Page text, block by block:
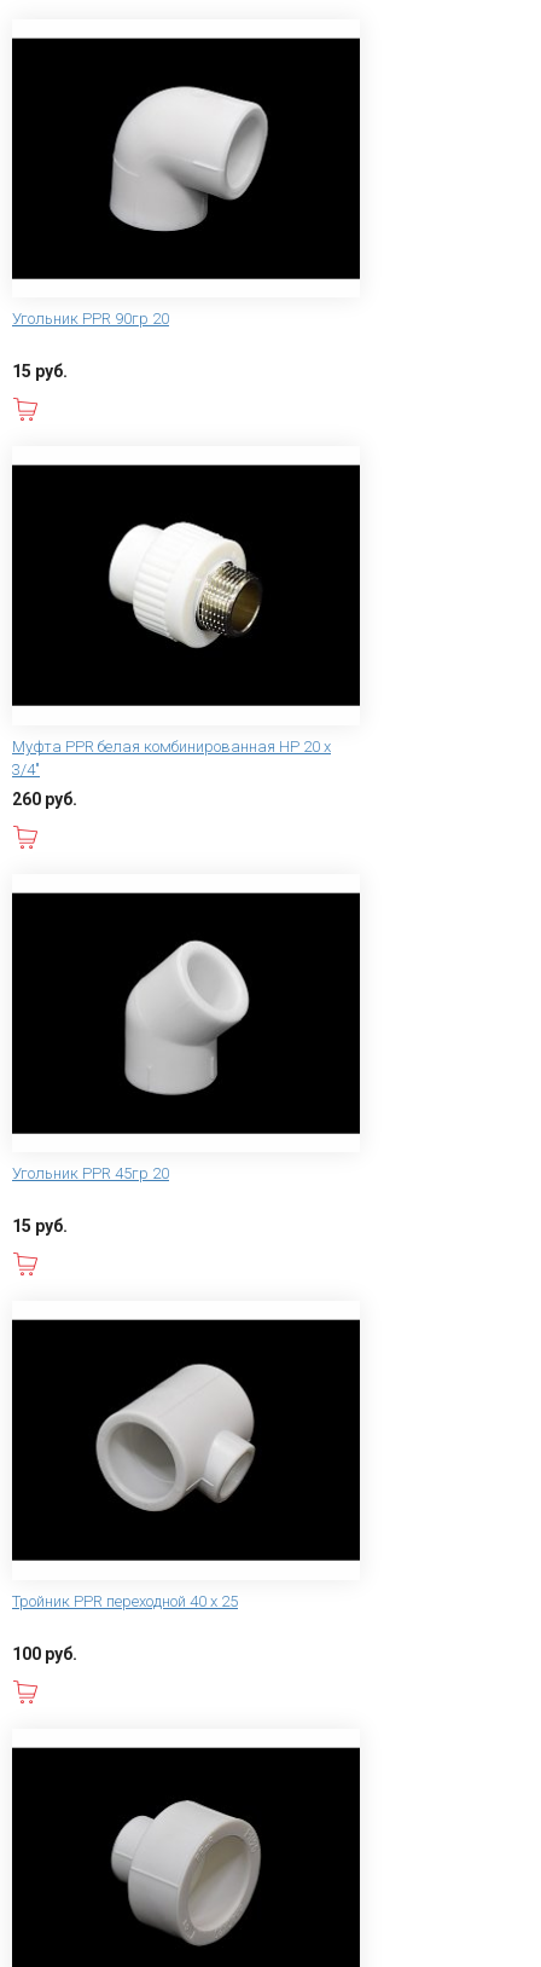
Угольник PPR 90гр 20
15 руб.
Муфта PPR белая комбинированная НР 20 х
3/4"
260 руб.
Угольник PPR 45гр 20
15 руб.
Тройник PPR переходной 40 х 25
100 руб.